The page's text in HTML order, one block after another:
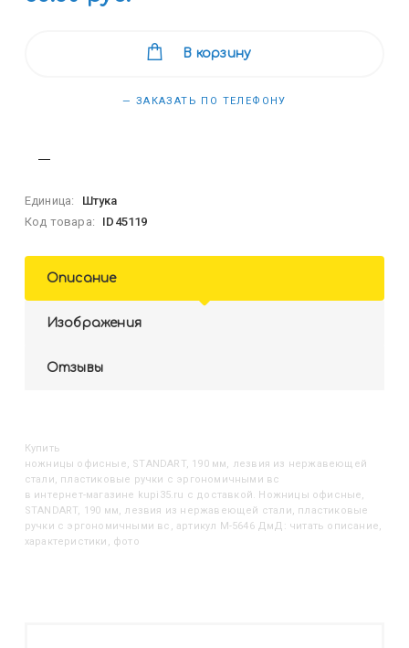
В корзину
— ЗАКАЗАТЬ ПО ТЕЛЕФОНУ
Единица:
Штука
Код товара:
ID45119
Описание
Изображения
Отзывы
Купить
Ножницы офисные, STANDART, 190 мм, лезвия из нержавеющей
стали, пластиковые ручки с эргономичными вс
в интернет-магазине kupi35.ru с доставкой. Ножницы офисные,
STANDART, 190 мм, лезвия из нержавеющей стали, пластиковые
ручки с эргономичными вс, артикул M-5646 ДмД: читать описание,
характеристики, фото